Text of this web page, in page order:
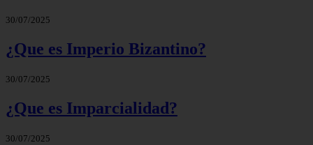
30/07/2025
¿Que es Imperio Bizantino?
30/07/2025
¿Que es Imparcialidad?
30/07/2025